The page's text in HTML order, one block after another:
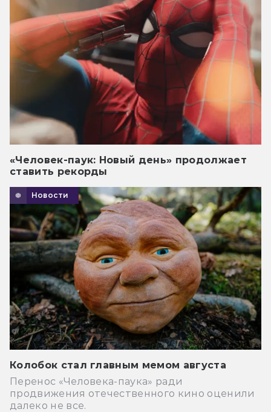
«Человек-паук: Новый день» продолжает
ставить рекорды
Новости
Колобок стал главным мемом августа
Перенос «Человека-паука» ради
продвижения отечественного кино оценили
далеко не все.